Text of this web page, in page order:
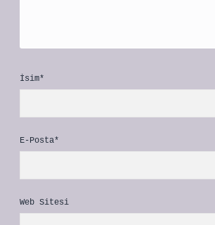
İsim*
E-Posta*
Web Sitesi